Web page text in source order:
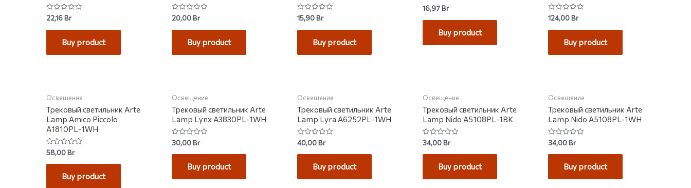
Rated
0
out
22,16Br
Buy product
Rated
0
out
20,00Br
Buy product
Rated
0
out
15,90Br
Buy product
Rated
0
out
16,97Br
Buy product
Rated
0
out
124,00Br
Buy product
Освещение
Трековый светильник Arte
Lamp Amico Piccolo
A1810PL-1WH
Rated
0
out
58,00Br
Buy product
Освещение
Трековый светильник Arte
Lamp Lynx A3830PL-1WH
Rated
0
out
30,00Br
Buy product
Освещение
Трековый светильник Arte
Lamp Lyra A6252PL-1WH
Rated
0
out
40,00Br
Buy product
Освещение
Трековый светильник Arte
Lamp Nido A5108PL-1BK
Rated
0
out
34,00Br
Buy product
Освещение
Трековый светильник Arte
Lamp Nido A5108PL-1WH
Rated
0
out
34,00Br
Buy product